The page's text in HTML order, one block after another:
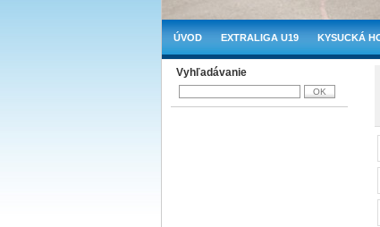
ÚVOD EXTRALIGA U19 KYSUCKÁ
Vyhľadávanie